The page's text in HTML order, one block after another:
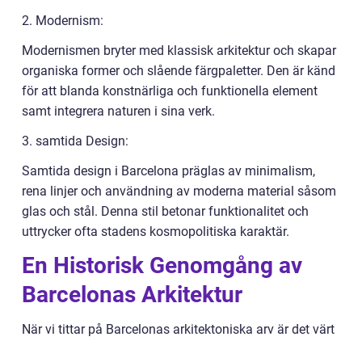
2. Modernism:
Modernismen bryter med klassisk arkitektur och skapar
organiska former och slående färgpaletter. Den är känd
för att blanda konstnärliga och funktionella element
samt integrera naturen i sina verk.
3. samtida Design:
Samtida design i Barcelona präglas av minimalism,
rena linjer och användning av moderna material såsom
glas och stål. Denna stil betonar funktionalitet och
uttrycker ofta stadens kosmopolitiska karaktär.
En Historisk Genomgång av
Barcelonas Arkitektur
När vi tittar på Barcelonas arkitektoniska arv är det värt